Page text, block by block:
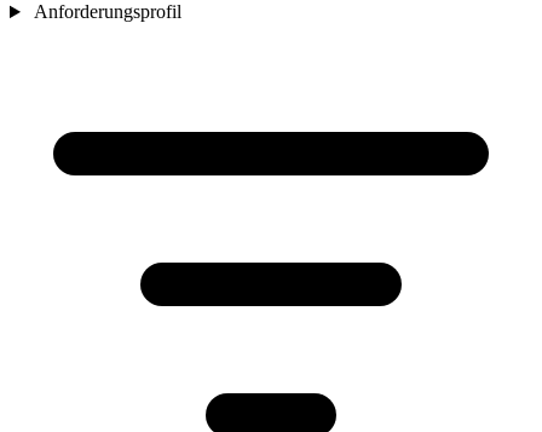
Anforderungsprofil